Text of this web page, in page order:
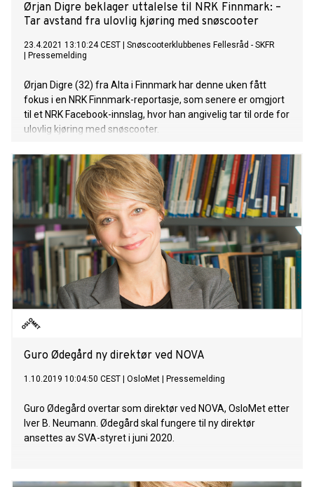
Ørjan Digre beklager uttalelse til NRK Finnmark: –
Tar avstand fra ulovlig kjøring med snøscooter
23.4.2021 13:10:24 CEST
Snøscooterklubbenes Fellesråd - SKFR
Pressemelding
Ørjan Digre (32) fra Alta i Finnmark har denne uken fått
fokus i en NRK Finnmark-reportasje, som senere er omgjort
til et NRK Facebook-innslag, hvor han angivelig tar til orde for
ulovlig kjøring med snøscooter.
Guro Ødegård ny direktør ved NOVA
1.10.2019 10:04:50 CEST OsloMet Pressemelding
Guro Ødegård overtar som direktør ved NOVA, OsloMet etter
Iver B. Neumann. Ødegård skal fungere til ny direktør
ansettes av SVA-styret i juni 2020.